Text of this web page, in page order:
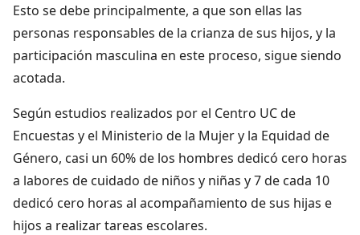
Esto se debe principalmente, a que son ellas las
personas responsables de la crianza de sus hijos, y la
participación masculina en este proceso, sigue siendo
acotada.
Según estudios realizados por el Centro UC de
Encuestas y el Ministerio de la Mujer y la Equidad de
Género, casi un 60% de los hombres dedicó cero horas
a labores de cuidado de niños y niñas y 7 de cada 10
dedicó cero horas al acompañamiento de sus hijas e
hijos a realizar tareas escolares.